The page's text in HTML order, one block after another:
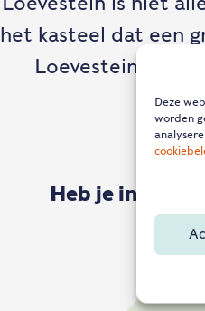
Deze
worden
het kasteel dat een
Loevestein
Heb je